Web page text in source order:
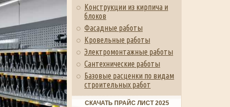
Конструкции из кирпича и
блоков
Фасадные работы
Кровельные работы
Электромонтажные работы
Сантехнические работы
Базовые расценки по видам
строительных работ
СКАЧАТЬ ПРАЙС ЛИСТ 2025